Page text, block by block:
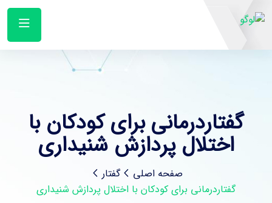
گفتاردرمانی برای کودکان با
اختلال پردازش شنیداری
صفحه اصلی
گفتار
گفتاردرمانی برای کودکان با اختلال پردازش شنیداری